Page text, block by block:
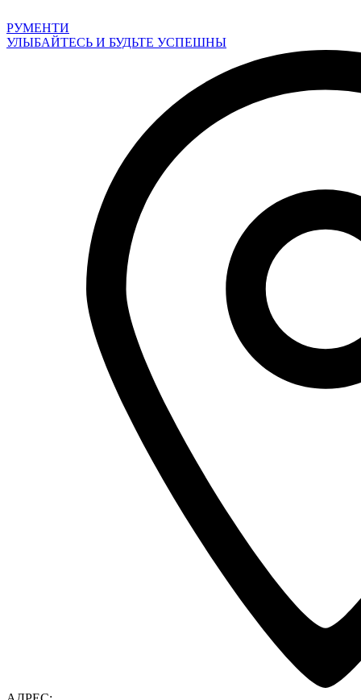
к
содержимому
РУМЕНТИ
УЛЫБАЙТЕСЬ И БУДЬТЕ УСПЕШНЫ